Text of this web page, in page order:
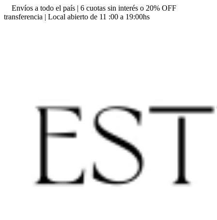
Envíos a todo el país | 6 cuotas sin interés o 20% OFF
transferencia | Local abierto de 11 :00 a 19:00hs